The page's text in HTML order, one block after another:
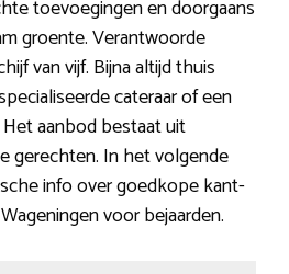
toevoegingen en doorgaans
groente. Verantwoorde
van vijf. Bijna altijd thuis
cateraar of een
aanbod bestaat uit
gerechten. In het volgende
info over goedkope kant-
voor bejaarden.